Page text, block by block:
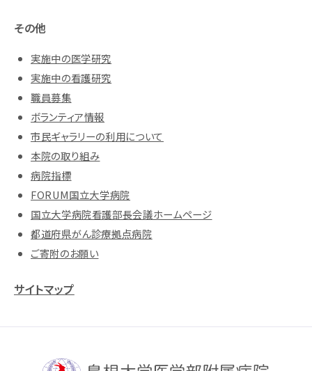
その他
実施中の医学研究
実施中の看護研究
職員募集
ボランティア情報
市民ギャラリーの利用について
本院の取り組み
病院指標
FORUM国立大学病院
国立大学病院看護部長会議ホームページ
都道府県がん診療拠点病院
ご寄附のお願い
サイトマップ